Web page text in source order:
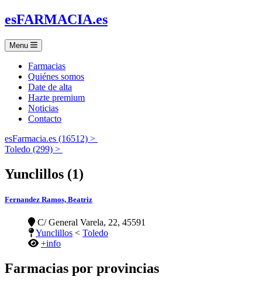
esFARMACIA.es
Menu
Farmacias
Quiénes somos
Date de alta
Hazte premium
Noticias
Contacto
esFarmacia.es (16512) >
Toledo (299) >
Yunclillos (1)
Fernandez Ramos, Beatriz
C/ General Varela, 22, 45591
Yunclillos < Toledo
+info
Farmacias por provincias